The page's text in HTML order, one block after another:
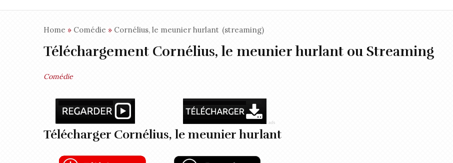
Home » Comédie » Cornélius, le meunier hurlant (streaming)
Téléchargement Cornélius, le meunier hurlant ou Streaming
Comédie
Télécharger Cornélius, le meunier hurlant